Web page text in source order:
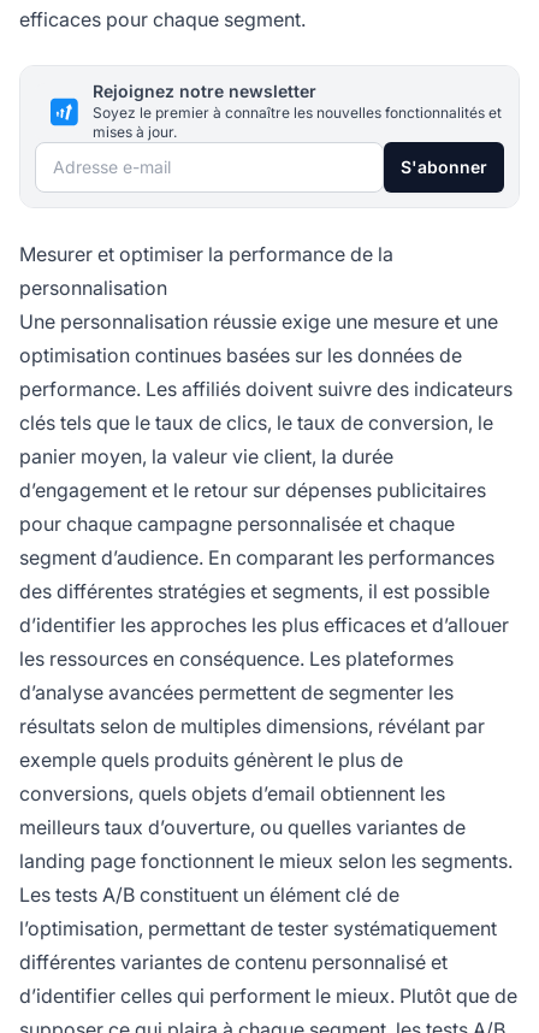
efficaces pour chaque segment.
Rejoignez notre newsletter
Soyez le premier à connaître les nouvelles fonctionnalités et
mises à jour.
Adresse e-mail S'abonner
Mesurer et optimiser la performance de la
personnalisation
Une personnalisation réussie exige une mesure et une
optimisation continues basées sur les données de
performance. Les affiliés doivent suivre des indicateurs
clés tels que le taux de clics, le taux de conversion, le
panier moyen, la valeur vie client, la durée
d’engagement et le retour sur dépenses publicitaires
pour chaque campagne personnalisée et chaque
segment d’audience. En comparant les performances
des différentes stratégies et segments, il est possible
d’identifier les approches les plus efficaces et d’allouer
les ressources en conséquence. Les plateformes
d’analyse avancées permettent de segmenter les
résultats selon de multiples dimensions, révélant par
exemple quels produits génèrent le plus de
conversions, quels objets d’email obtiennent les
meilleurs taux d’ouverture, ou quelles variantes de
landing page fonctionnent le mieux selon les segments.
Les tests A/B constituent un élément clé de
l’optimisation, permettant de tester systématiquement
différentes variantes de contenu personnalisé et
d’identifier celles qui performent le mieux. Plutôt que de